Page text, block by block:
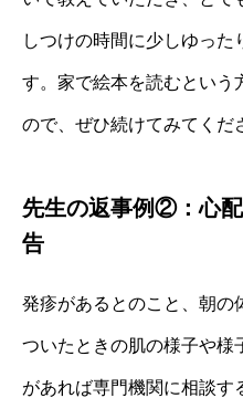
しつけの時間に少しゆった
す。家で絵本を読むという
ので、ぜひ続けてみてくだ
先生の返事例②：心
告
発疹があるとのこと、朝の
ついたときの肌の様子や様
があれば専門機関に相談す